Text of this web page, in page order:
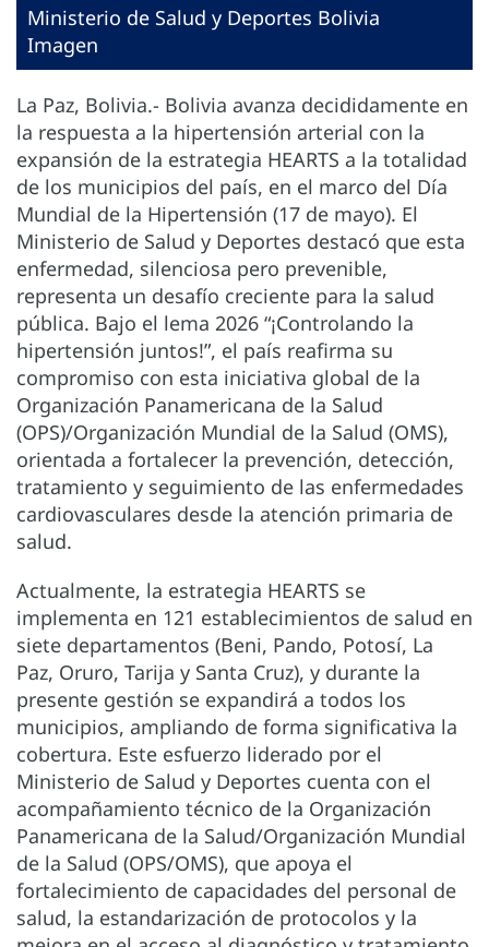
Ministerio de Salud y Deportes Bolivia
Imagen
La Paz, Bolivia.- Bolivia avanza decididamente en
la respuesta a la hipertensión arterial con la
expansión de la estrategia HEARTS a la totalidad
de los municipios del país, en el marco del Día
Mundial de la Hipertensión (17 de mayo). El
Ministerio de Salud y Deportes destacó que esta
enfermedad, silenciosa pero prevenible,
representa un desafío creciente para la salud
pública. Bajo el lema 2026 “¡Controlando la
hipertensión juntos!”, el país reafirma su
compromiso con esta iniciativa global de la
Organización Panamericana de la Salud
(OPS)/Organización Mundial de la Salud (OMS),
orientada a fortalecer la prevención, detección,
tratamiento y seguimiento de las enfermedades
cardiovasculares desde la atención primaria de
salud.
Actualmente, la estrategia HEARTS se
implementa en 121 establecimientos de salud en
siete departamentos (Beni, Pando, Potosí, La
Paz, Oruro, Tarija y Santa Cruz), y durante la
presente gestión se expandirá a todos los
municipios, ampliando de forma significativa la
cobertura. Este esfuerzo liderado por el
Ministerio de Salud y Deportes cuenta con el
acompañamiento técnico de la Organización
Panamericana de la Salud/Organización Mundial
de la Salud (OPS/OMS), que apoya el
fortalecimiento de capacidades del personal de
salud, la estandarización de protocolos y la